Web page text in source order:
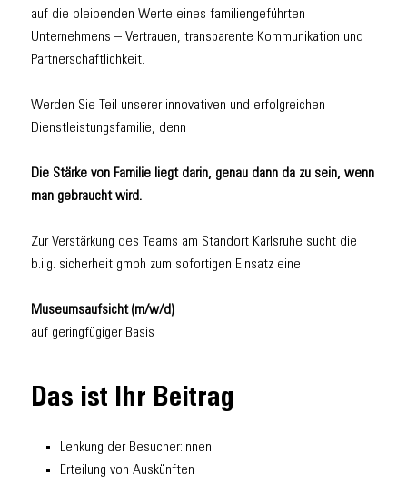
auf die bleibenden Werte eines familiengeführten
Unternehmens – Vertrauen, transparente Kommunikation und
Partnerschaftlichkeit.
Werden Sie Teil unserer innovativen und erfolgreichen
Dienstleistungsfamilie, denn
Die Stärke von Familie liegt darin, genau dann da zu sein, wenn
man gebraucht wird.
Zur Verstärkung des Teams am Standort Karlsruhe sucht die
b.i.g. sicherheit gmbh zum sofortigen Einsatz eine
Museumsaufsicht (m/w/d)
auf geringfügiger Basis
Das ist Ihr Beitrag
Lenkung der Besucher:innen
Erteilung von Auskünften